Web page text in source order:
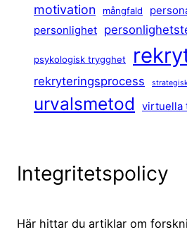
motivation mångfald
personlighet
psykologisk trygghet
rekryteringsprocess
urvalsmetod virtuella
Integritetspolicy
Här hittar du artiklar om